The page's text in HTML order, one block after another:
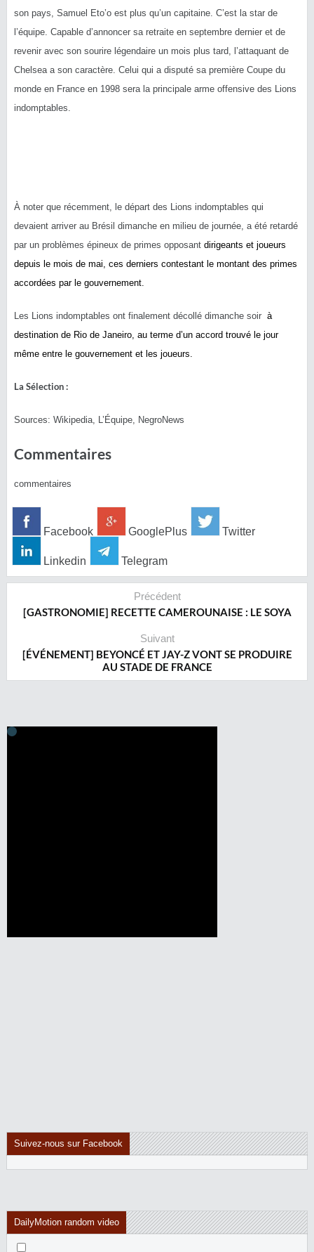
son pays, Samuel Eto’o est plus qu’un capitaine. C’est la star de
l’équipe. Capable d’annoncer sa retraite en septembre dernier et de
revenir avec son sourire légendaire un mois plus tard, l’attaquant de
Chelsea a son caractère. Celui qui a disputé sa première Coupe du
monde en France en 1998 sera la principale arme offensive des Lions
indomptables.
À noter que récemment, le départ des Lions indomptables qui
devaient arriver au Brésil dimanche en milieu de journée, a été retardé
par un problèmes épineux de primes opposant dirigeants et joueurs
depuis le mois de mai, ces derniers contestant le montant des primes
accordées par le gouvernement.
Les Lions indomptables ont finalement décollé dimanche soir à
destination de Rio de Janeiro, au terme d’un accord trouvé le jour
même entre le gouvernement et les joueurs.
La Sélection :
Sources: Wikipedia, L’Équipe, NegroNews
Commentaires
commentaires
Facebook GooglePlus Twitter
Linkedin Telegram
Précédent
[GASTRONOMIE] RECETTE CAMEROUNAISE : LE SOYA
Suivant
[ÉVÉNEMENT] BEYONCÉ ET JAY-Z VONT SE PRODUIRE
AU STADE DE FRANCE
Suivez-nous sur Facebook
DailyMotion random video